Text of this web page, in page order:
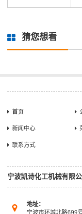
猜您想看
首页
新闻中心
联系方式
宁波凯诗化工机械有限
地址：
宁波市环城北路699